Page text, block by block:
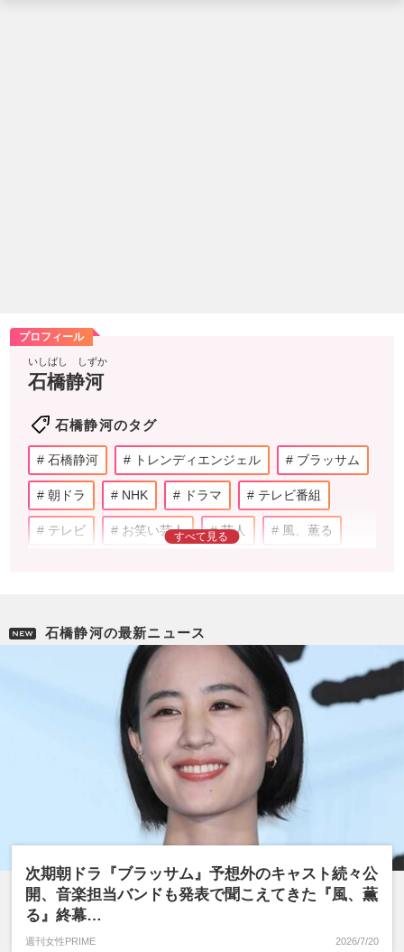
プロフィール
いしばし しずか
石橋静河
石橋静河のタグ
石橋静河 トレンディエンジェル ブラッサム
朝ドラ NHK ドラマ テレビ番組
テレビ お笑い芸人 芸人 風、薫る
千葉真一 映画
石橋静河の最新ニュース
次期朝ドラ『ブラッサム』予想外のキャスト続々公
開、音楽担当バンドも発表で聞こえてきた『風、薫
る』終幕…
週刊女性PRIME 2026/7/20